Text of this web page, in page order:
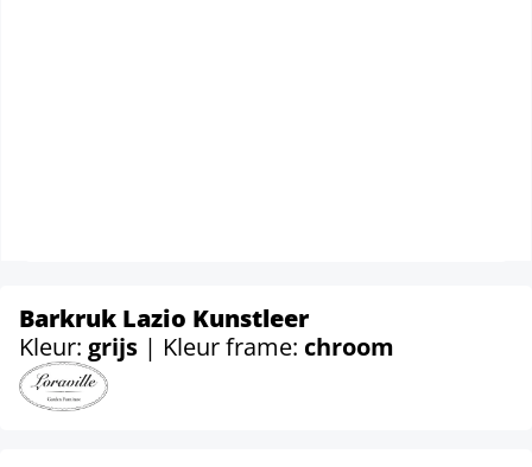
Barkruk Lazio Kunstleer
Kleur: grijs | Kleur frame: chroom